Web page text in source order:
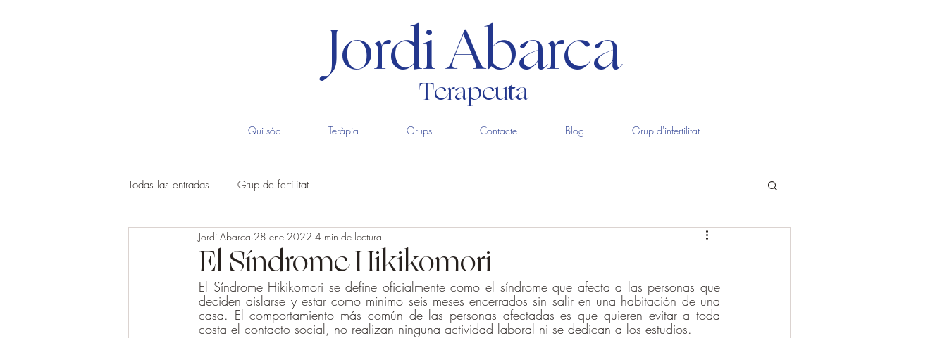
Jordi Abarca
Terapeuta
Qui sóc Teràpia Grups Contacte Blog Grup d'infertilitat
Todas las entradas Grup de fertilitat
El Síndrome Hikikomori
Jordi Abarca 28 ene 2022 4 min de lectura
El Síndrome Hikikomori se define oficialmente como el síndrome que afecta a las personas que
deciden aislarse y estar como mínimo seis meses encerrados sin salir en una habitación de una
casa. El comportamiento más común de las personas afectadas es que quieren evitar a toda
costa el contacto social, no realizan ninguna actividad laboral ni se dedican a los estudios.